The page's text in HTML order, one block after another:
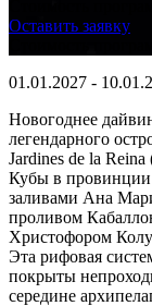
Стоимость
Оставить заявку
01.01.2027 -
Новогоднее
легендарного
Jardines de la
Кубы в провинции
заливами Ана
проливом
Христофором
Эта рифовая
покрыты
середине